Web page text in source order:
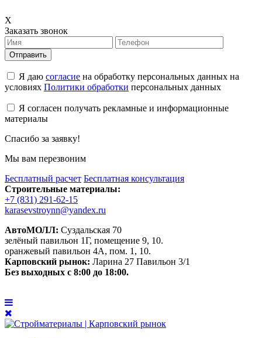
X
Заказать звонок
Отправить
Я даю согласие на обработку персональных данных на
условиях Политики обработки персональных данных
Я согласен получать рекламные и информационные
материалы
Спасибо за заявку!
Мы вам перезвоним
Бесплатный расчет Бесплатная консультация
Строительные материалы:
+7 (831) 291-62-15
karasevstroynn@yandex.ru
АвтоМОЛЛ: Суздальская 70
зелёный павильон 1Г, помещение 9, 10.
оранжевый павильон 4А, пом. 1, 10.
Карповский рынок: Ларина 27 Павильон 3/1
Без выходных с 8:00 до 18:00.